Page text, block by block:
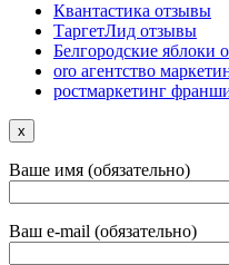
Квантастика отзывы
ТаргетЛид отзывы
Белгородские яблоки
oro агентство
ростмаркетинг
x
Ваше имя (обязательно)
Ваш e-mail (обязательно)